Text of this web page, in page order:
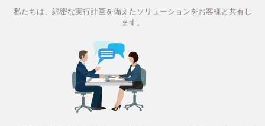
私たちは、綿密な実行計画を備えたソリューションをお客様と共有し
ます。